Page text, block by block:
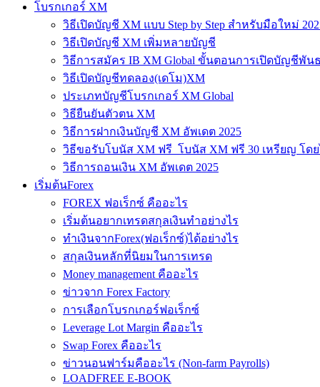
โบรกเกอร์ XM
วิธีเปิดบัญชี XM แบบ Step by Step สำหรับมือใหม่
วิธีเปิดบัญชี XM เพิ่มหลายบัญชี
วิธีการสมัคร IB XM Global ขั้นตอนการเปิดบัญชีพันธ
วิธีเปิดบัญชีทดลอง(เดโม)XM
ประเภทบัญชีโบรกเกอร์ XM Global
วิธียืนยันตัวตน XM
วิธีการฝากเงินบัญชี XM อัพเดต 2025
วิธีขอรับโบนัส XM ฟรี โบนัส XM ฟรี 30 เหรียญ โดย
วิธีการถอนเงิน XM อัพเดต 2025
เริ่มต้นForex
FOREX ฟอเร็กซ์ คืออะไร
เริ่มต้นอยากเทรดสกุลเงินทำอย่างไร
ทำเงินจากForex(ฟอเร็กซ์)ได้อย่างไร
สกุลเงินหลักที่นิยมในการเทรด
Money management คืออะไร
ข่าวจาก Forex Factory
การเลือกโบรกเกอร์ฟอเร็กซ์
Leverage Lot Margin คืออะไร
Swap Forex คืออะไร
ข่าวนอนฟาร์มคืออะไร (Non-farm Payrolls)
LOADFREE E-BOOK